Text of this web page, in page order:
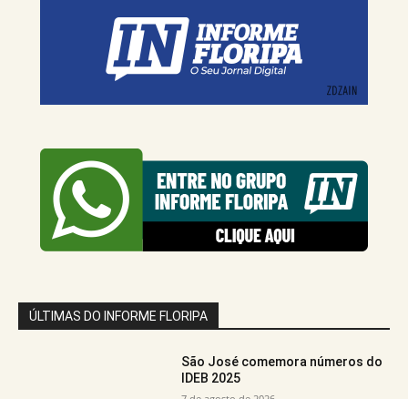
ÚLTIMAS DO INFORME FLORIPA
São José comemora números do
IDEB 2025